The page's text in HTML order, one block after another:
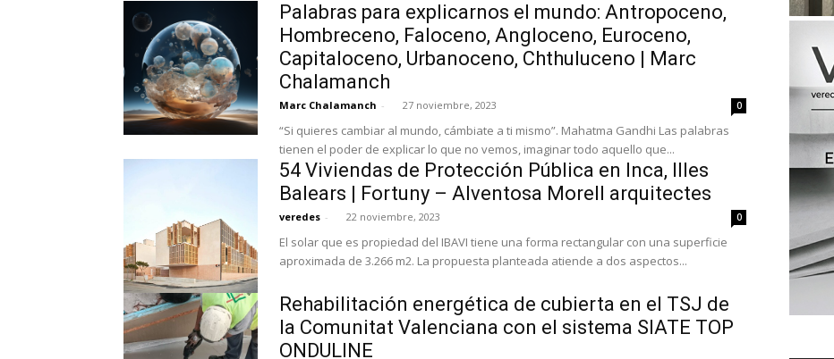
Palabras para explicarnos el mundo: Antropoceno,
Hombreceno, Faloceno, Angloceno, Euroceno,
Capitaloceno, Urbanoceno, Chthuluceno | Marc
Chalamanch
Marc Chalamanch - 27 noviembre, 2023 0
“Si quieres cambiar al mundo, cámbiate a ti mismo”. Mahatma Gandhi Las palabras
tienen el poder de explicar lo que no vemos, imaginar todo aquello que...
54 Viviendas de Protección Pública en Inca, Illes
Balears | Fortuny – Alventosa Morell arquitectes
veredes - 22 noviembre, 2023 0
El solar que es propiedad del IBAVI tiene una forma rectangular con una superficie
aproximada de 3.266 m2. La propuesta planteada atiende a dos aspectos...
Rehabilitación energética de cubierta en el TSJ de
la Comunitat Valenciana con el sistema SIATE TOP
ONDULINE